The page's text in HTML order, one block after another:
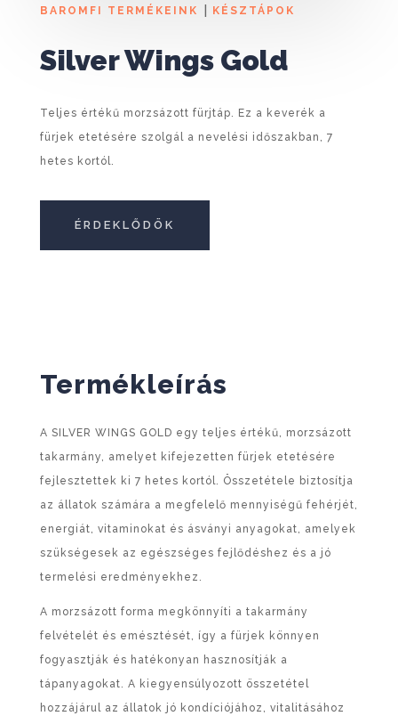
BAROMFI TERMÉKEINK | KÉSZTÁPOK
Silver Wings Gold
Teljes értékű morzsázott fürjtáp. Ez a keverék a
fürjek etetésére szolgál a nevelési időszakban, 7
hetes kortól.
ÉRDEKLŐDÖK
Termékleírás
A SILVER WINGS GOLD egy teljes értékű, morzsázott
takarmány, amelyet kifejezetten fürjek etetésére
fejlesztettek ki 7 hetes kortól. Összetétele biztosítja
az állatok számára a megfelelő mennyiségű fehérjét,
energiát, vitaminokat és ásványi anyagokat, amelyek
szükségesek az egészséges fejlődéshez és a jó
termelési eredményekhez.
A morzsázott forma megkönnyíti a takarmány
felvételét és emésztését, így a fürjek könnyen
fogyasztják és hatékonyan hasznosítják a
tápanyagokat. A kiegyensúlyozott összetétel
hozzájárul az állatok jó kondíciójához, vitalitásához